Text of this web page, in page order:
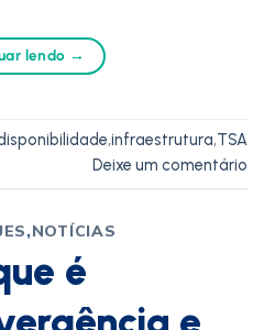
lendo →
,infraestrutura,TSA
Deixe um comentário
,NOTÍCIAS
é